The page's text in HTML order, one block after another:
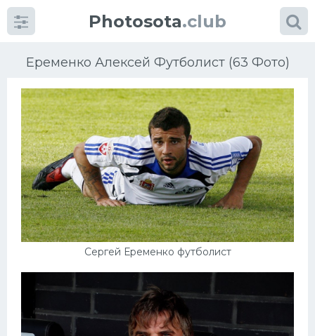
Photosota.club
Еременко Алексей Футболист (63 Фото)
Сергей Еременко футболист
КатегорииФото
Еще картинки...
Футбол
Хоккей
Велогонки